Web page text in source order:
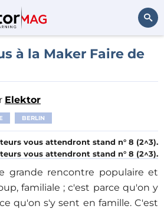
Rechercher
à la Maker Faire de
Elektor
BERLIN
vous attendront stand n° 8 (2^3).
grande rencontre populaire et
familiale ; c'est parce qu'on y
qu'on s'y sent en famille. C'est